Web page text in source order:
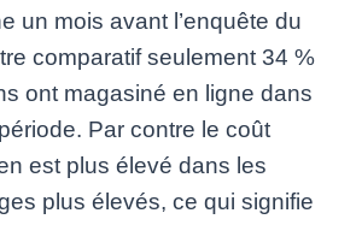
un mois avant l’enquête du
comparatif seulement 34 %
ont magasiné en ligne dans
Par contre le coût
est plus élevé dans les
plus élevés, ce qui signifie